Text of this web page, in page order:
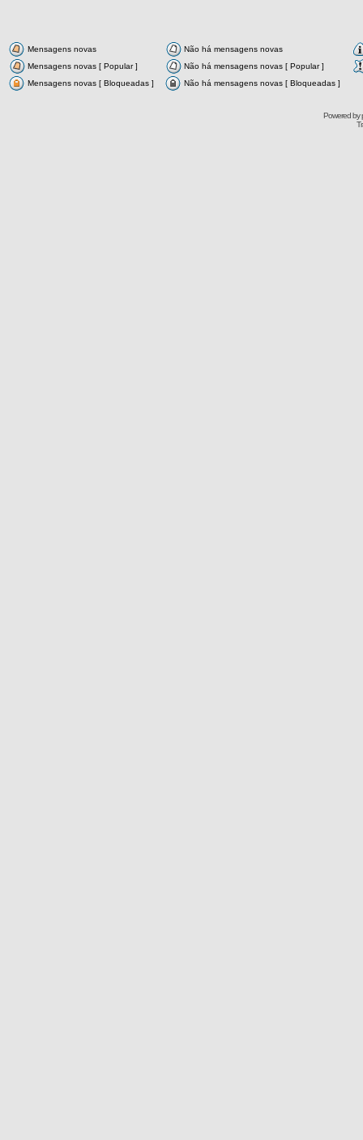
Mensagens novas
Não há mensagens novas
Mensagens novas [ Popular ]
Não há mensagens novas [ Popular ]
Mensagens novas [ Bloqueadas ]
Não há mensagens novas [ Bloqueadas ]
Powered by